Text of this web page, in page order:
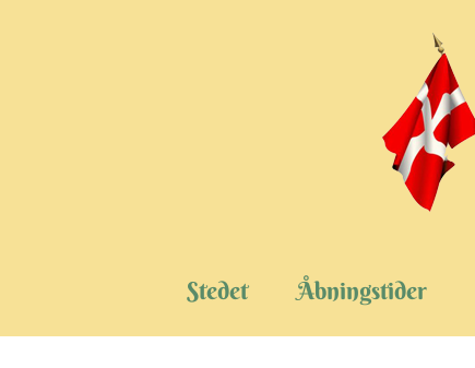
Stedet Åbningstider